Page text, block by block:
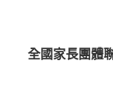
全國家長團體